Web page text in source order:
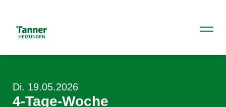
Di. 19.05.2026
4-Tage-Woche